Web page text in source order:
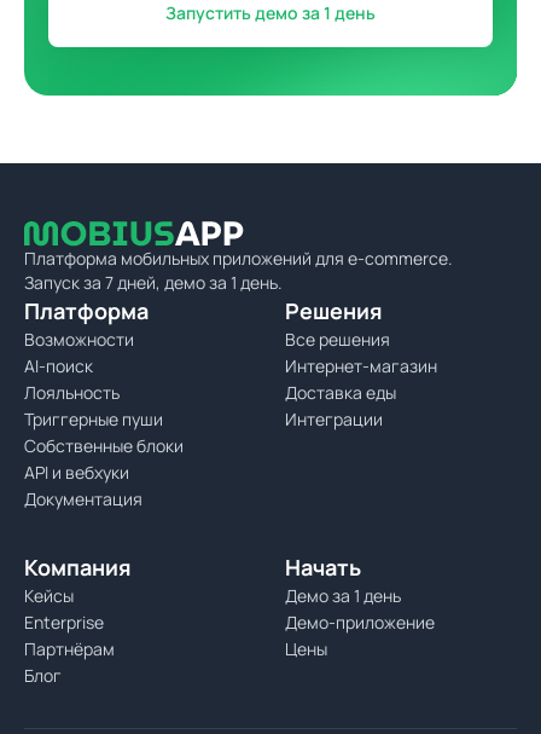
Запустить демо за 1 день
Платформа мобильных приложений для e-commerce.
Запуск за 7 дней, демо за 1 день.
Платформа
Возможности
AI-поиск
Лояльность
Триггерные пуши
Собственные блоки
API и вебхуки
Документация
Решения
Все решения
Интернет-магазин
Доставка еды
Интеграции
Компания
Кейсы
Enterprise
Партнёрам
Блог
Начать
Демо за 1 день
Демо-приложение
Цены